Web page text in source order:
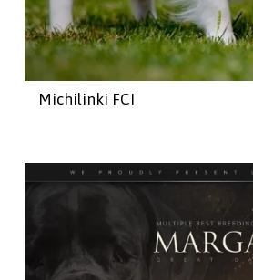
Michilinki FCI